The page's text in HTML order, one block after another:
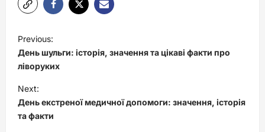
P
o
s
t
n
a
Previous:
День шульги: історія, значення та цікаві факти про
ліворуких
Next:
День екстреної медичної допомоги: значення, історія
та факти